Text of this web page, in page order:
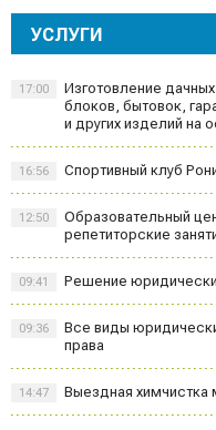
УСЛУГИ
Изготовление
блоков, бытовок,
и других изделий на
17:00
Спортивный клуб
16:56
Образовательный
репетиторские
12:50
Решение
09:41
Все виды
права
09:36
Выездная
14:47